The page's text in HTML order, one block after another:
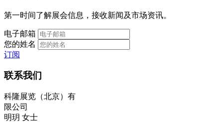
第一时间了解展会信息，接收新闻及市场资讯。
电子邮箱
您的姓名
订阅
联系我们
科隆展览（北京）有
限公司
明玥 女士